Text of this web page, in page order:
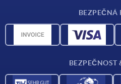
CAD data
BEZPEČNÁ
BEZPEČNOST